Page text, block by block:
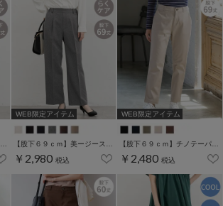
【股下６９ｃｍ】美ージーテーパード(股下60/63/66/69cm展開)
WEB限定アイテム
【股下６９ｃｍ】美ージーストレート(股下63/66/69cm展開)
￥2,980 税込
WEB限定アイテム
【股下６９ｃｍ】チノテーパード(股下60/63/66/69cm展開)
￥2,480 税込